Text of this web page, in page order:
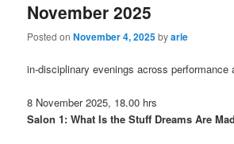
November 2025
Posted onNovember 4, 2025byarie
in-disciplinary evenings across performance
8 November 2025, 18.00 hrs
Salon 1: What Is the Stuff Dreams Are